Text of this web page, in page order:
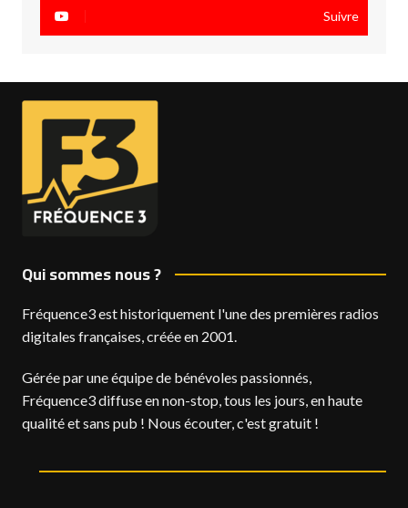
Suivre
Qui sommes nous ?
Fréquence3 est historiquement l'une des premières radios
digitales françaises, créée en 2001.
Gérée par une équipe de bénévoles passionnés,
Fréquence3 diffuse en non-stop, tous les jours, en haute
qualité et sans pub ! Nous écouter, c'est gratuit !